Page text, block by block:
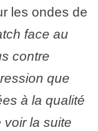
les ondes de
face au
contre
que
à la qualité
voir la suite